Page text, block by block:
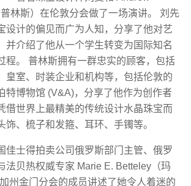
林斯）在伦敦分会做了一场演讲。 刘先
设计的偏见而广为人知，分享了他对艺
并介绍了他从一个学生转变为国际知名
程。 普林斯拥有一群忠实的顾客，包括
皇室、时装企业和机构等，包括伦敦的
特博物馆 (V&A)，分享了他作为创作者
借世界上最精美的传统设计水晶珠宝而
饰、梳子和发箍、耳环、手镯等。
士得拍卖公司俄罗斯部门主管、俄罗
法贝热权威专家 Marie E. Betteley（玛
州金门分会的成员讲述了她令人着迷的